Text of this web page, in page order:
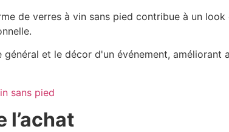
de verres à vin sans pied contribue à un
et le décor d'un événement,
l’achat